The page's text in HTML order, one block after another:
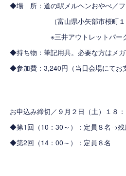
◆場 所： 道の駅メルヘンおやべ／
（富山県小矢部市桜町１５
※三井アウトレットパーク
◆持ち物：筆記用具。必要な方はメガ
◆参加費：3,240円（当日会場にてお
お申込み締切／９月２日（土）１８
◆第1回（10：30～）：定員８名→残
◆第2回（14：00～）：定員８名